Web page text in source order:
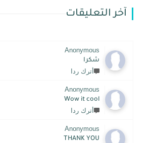
آخر التعليقات
Anonymous
شكرا
أترك ردا
Anonymous
Wow it cool
أترك ردا
Anonymous
THANK YOU